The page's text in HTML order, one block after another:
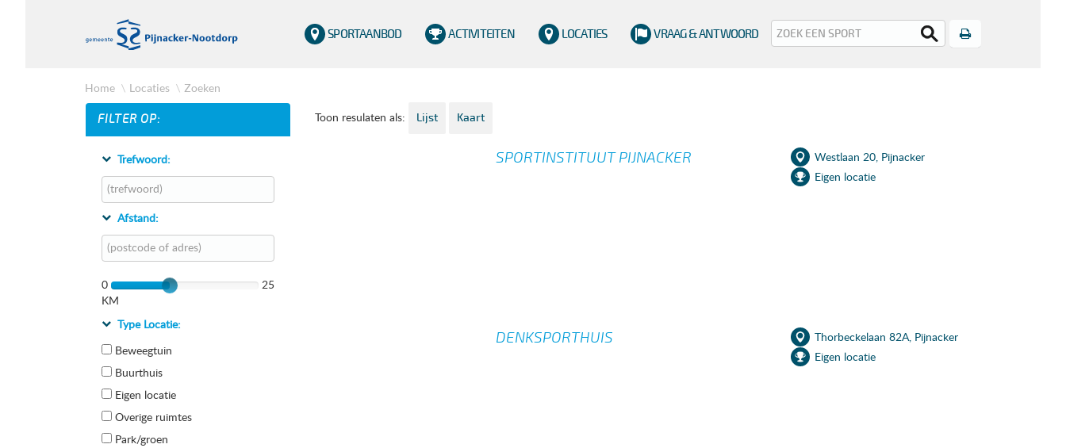
SPORTAANBOD ACTIVITEITEN LOCATIES VRAAG & ANTWOORD Print
Home Locaties Zoeken
FILTER OP:
Trefwoord:
Afstand:
0
25
KM
Type Locatie:
Beweegtuin
Buurthuis
Eigen locatie
Overige ruimtes
Park/groen
Toon resulaten als: Lijst Kaart
SPORTINSTITUUT PIJNACKER
Westlaan 20, Pijnacker
Eigen locatie
DENKSPORTHUIS
Thorbeckelaan 82A, Pijnacker
Eigen locatie